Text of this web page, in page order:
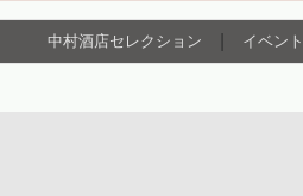
中村酒店セレクション イベント